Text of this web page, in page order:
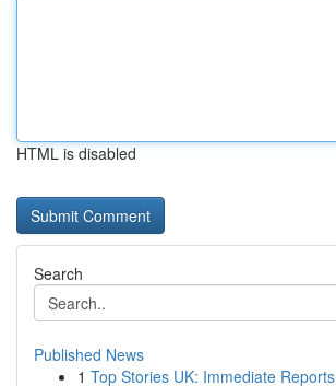
HTML is disabled
Search
Published News
1 Top Stories UK: Immediate Reports